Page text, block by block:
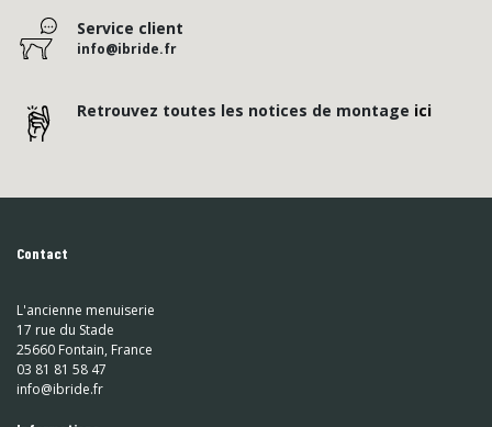
Service client
info@ibride.fr
Retrouvez toutes les notices de montage ici
Contact
L'ancienne menuiserie
17 rue du Stade
25660 Fontain, France
03 81 81 58 47
info@ibride.fr